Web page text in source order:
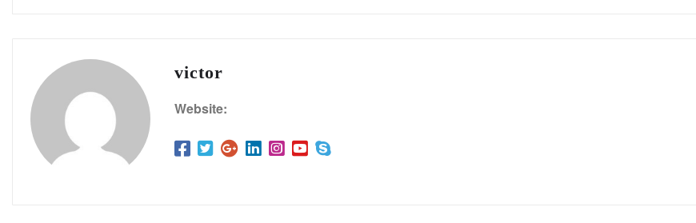
victor
Website: